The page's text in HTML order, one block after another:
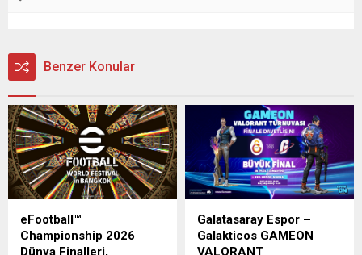
Benzer Konular
eFootball™
Championship 2026
Dünya Finalleri,
Galatasaray Espor –
Galakticos GAMEON
VALORANT